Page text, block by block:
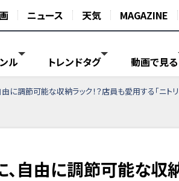
ニュース 天気 MAGAZINE
ル トレンドタグ 動画で見る
に調節可能な収納ラック！？店員も愛用する「ニト
自由に調節可能な収